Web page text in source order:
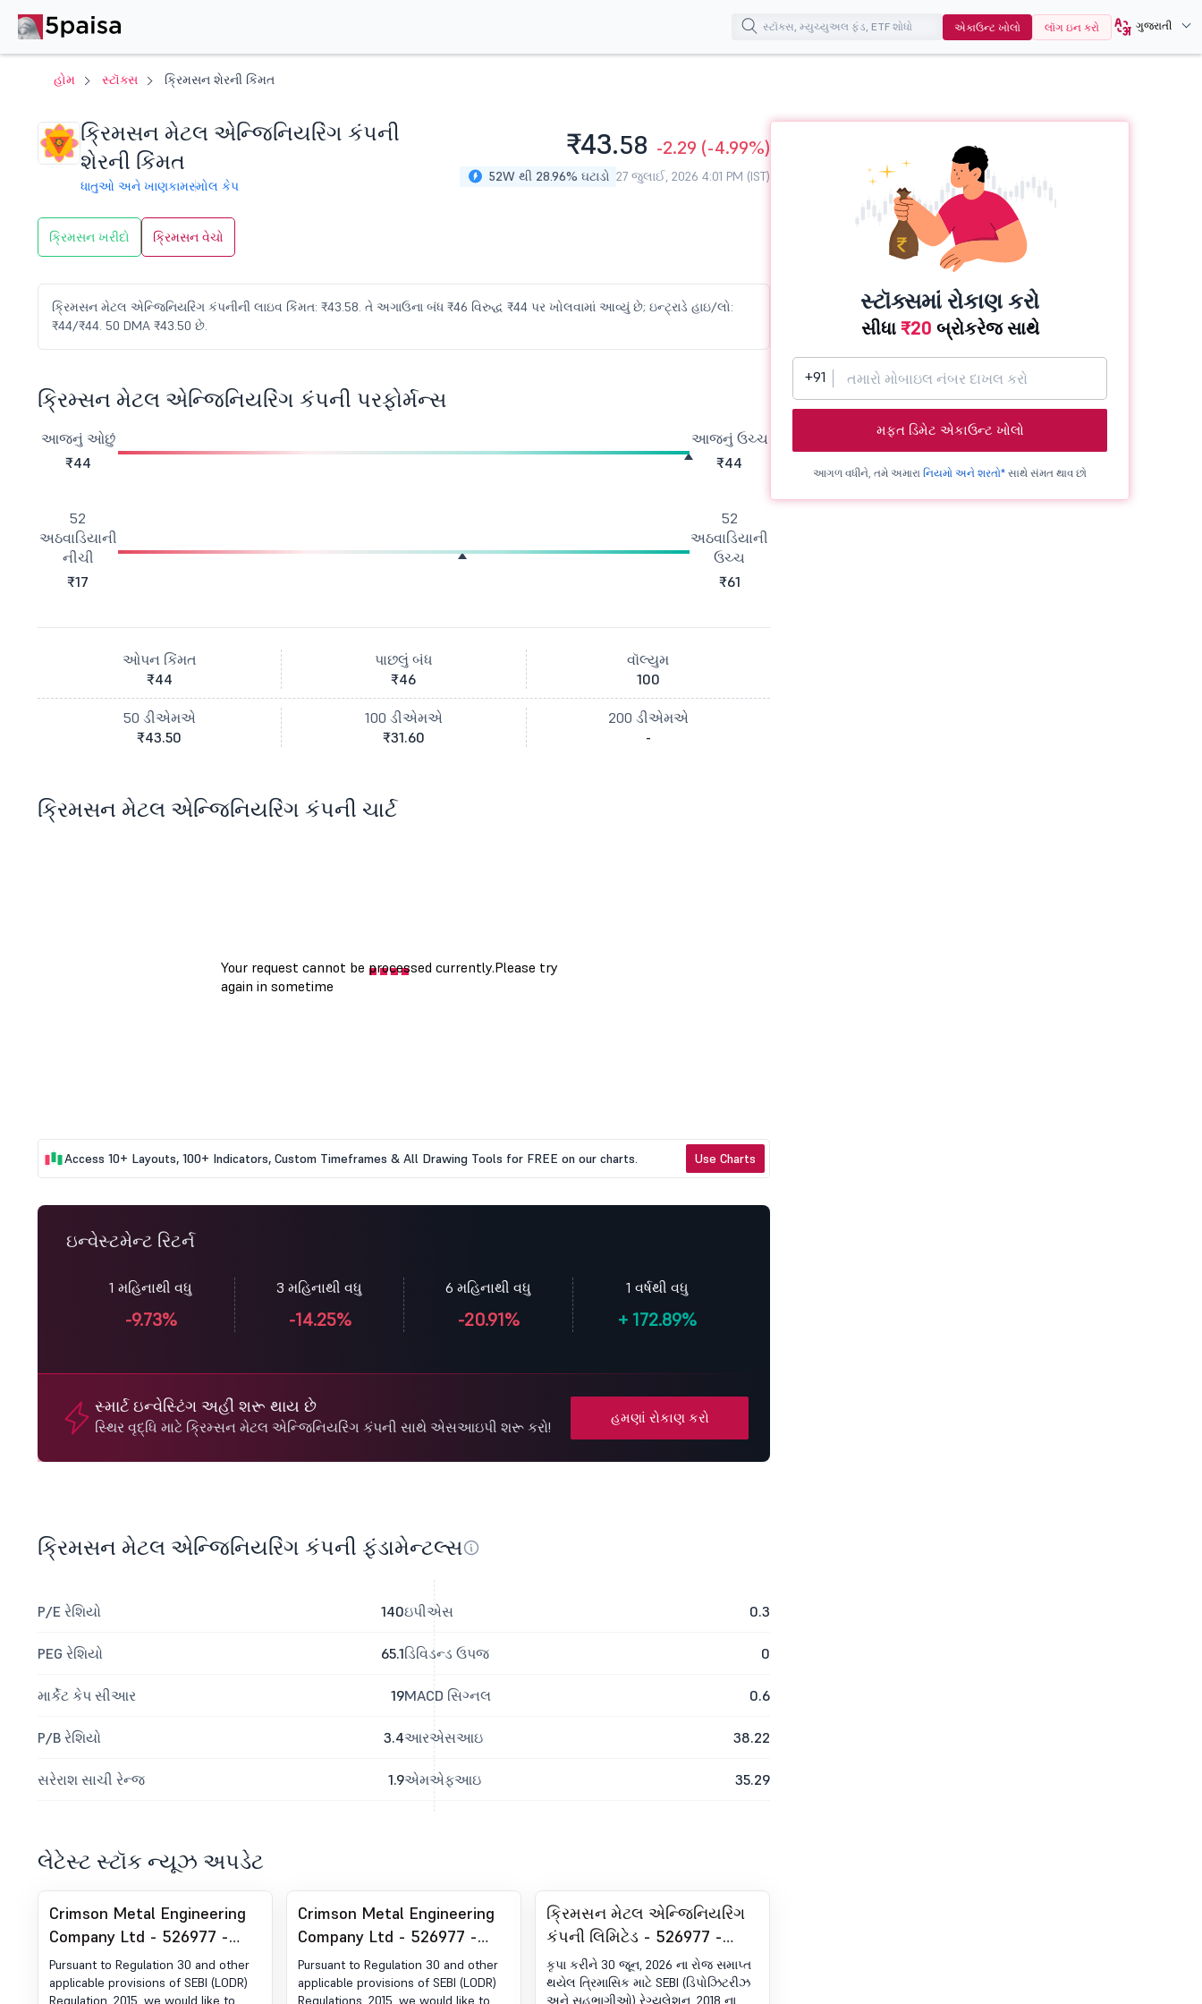
એકાઉન્ટ ખોલો લૉગ ઇન કરો ગુજરાતી
હોમ સ્ટૉક્સ ક્રિમસન શેરની કિંમત
ક્રિમસન મેટલ એન્જિનિયરિંગ કંપની
શેરની કિંમત
ધાતુઓ અને ખાણકામસ્મોલ કેપ
₹43.58 -2.29 (-4.99%)
52W થી 28.96% ઘટાડો 27 જુલાઈ, 2026 4:01 PM (IST)
ક્રિમસન ખરીદો ક્રિમસન વેચો
ક્રિમસન મેટલ એન્જિનિયરિંગ કંપનીની લાઇવ કિંમત: ₹43.58. તે અગાઉના બંધ ₹46 વિરુદ્ધ ₹44 પર ખોલવામાં આવ્યું છે; ઇન્ટ્રાડે હાઇ/લો:
₹44/₹44. 50 DMA ₹43.50 છે.
ક્રિમ્સન મેટલ એન્જિનિયરિંગ કંપની પરફોર્મન્સ
આજનું ઓછું
₹44
આજનું ઉચ્ચ
₹44
52
અઠવાડિયાની
નીચી
₹17
52
અઠવાડિયાની
ઉચ્ચ
₹61
ઓપન કિંમત
₹44
પાછલું બંધ
₹46
વૉલ્યુમ
100
50 ડીએમએ
₹43.50
100 ડીએમએ
₹31.60
200 ડીએમએ
-
ક્રિમસન મેટલ એન્જિનિયરિંગ કંપની ચાર્ટ
Access 10+ Layouts, 100+ Indicators, Custom Timeframes & All Drawing Tools for FREE on our charts. Use Charts
ઇન્વેસ્ટમેન્ટ રિટર્ન
1 મહિનાથી વધુ
-9.73%
3 મહિનાથી વધુ
-14.25%
6 મહિનાથી વધુ
-20.91%
1 વર્ષથી વધુ
+ 172.89%
સ્માર્ટ ઇન્વેસ્ટિંગ અહીં શરૂ થાય છે
સ્થિર વૃદ્ધિ માટે ક્રિમ્સન મેટલ એન્જિનિયરિંગ કંપની સાથે એસઆઇપી શરૂ કરો!
હમણાં રોકાણ કરો
ક્રિમસન મેટલ એન્જિનિયરિંગ કંપની ફંડામેન્ટલ્સ
P/E રેશિયો 140
PEG રેશિયો 65.1
માર્કેટ કેપ સીઆર 19
P/B રેશિયો 3.4
સરેરાશ સાચી રેન્જ 1.9
ઇપીએસ 0.3
ડિવિડન્ડ ઉપજ 0
MACD સિગ્નલ 0.6
આરએસઆઇ 38.22
એમએફઆઇ 35.29
લેટેસ્ટ સ્ટૉક ન્યૂઝ અપડેટ
Crimson Metal Engineering
Company Ltd - 526977 -
Board Meeting Outcome for
Outcome Of The Board
Pursuant to Regulation 30 and other
applicable provisions of SEBI (LODR)
Regulation, 2015, we would like to
Crimson Metal Engineering
Company Ltd - 526977 -
Announcement under
Regulation 30 (LODR)-
Pursuant to Regulation 30 and other
applicable provisions of SEBI (LODR)
Regulations, 2015, we would like to
ક્રિમસન મેટલ એન્જિનિયરિંગ
કંપની લિમિટેડ - 526977 -
રજિસ્ટ્રેશન હેઠળ અનુપાલન-
સર્ટિફિકેટ. SEBI (DP)
કૃપા કરીને 30 જૂન, 2026 ના રોજ સમાપ્ત
થયેલ ત્રિમાસિક માટે SEBI (ડિપોઝિટરીઝ
અને સહભાગીઓ) રેગ્યુલેશન, 2018 ના
સ્ટૉક્સમાં રોકાણ કરો
સીધા ₹20 બ્રોકરેજ સાથે
+91
મફત ડિમેટ એકાઉન્ટ ખોલો
આગળ વધીને, તમે અમારા નિયમો અને શરતો* સાથે સંમત થાવ છો